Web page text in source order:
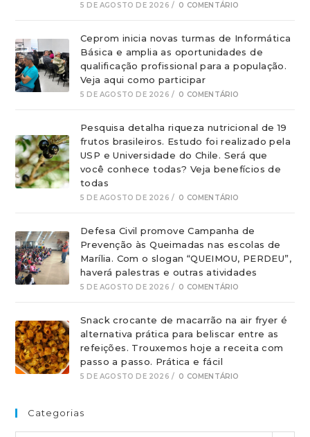
5 DE AGOSTO DE 2026 / 0 COMENTÁRIO
Ceprom inicia novas turmas de Informática
Básica e amplia as oportunidades de
qualificação profissional para a população.
Veja aqui como participar
5 DE AGOSTO DE 2026 / 0 COMENTÁRIO
Pesquisa detalha riqueza nutricional de 19
frutos brasileiros. Estudo foi realizado pela
USP e Universidade do Chile. Será que
você conhece todas? Veja benefícios de
todas
5 DE AGOSTO DE 2026 / 0 COMENTÁRIO
Defesa Civil promove Campanha de
Prevenção às Queimadas nas escolas de
Marília. Com o slogan “QUEIMOU, PERDEU”,
haverá palestras e outras atividades
5 DE AGOSTO DE 2026 / 0 COMENTÁRIO
Snack crocante de macarrão na air fryer é
alternativa prática para beliscar entre as
refeições. Trouxemos hoje a receita com
passo a passo. Prática e fácil
5 DE AGOSTO DE 2026 / 0 COMENTÁRIO
Categorias